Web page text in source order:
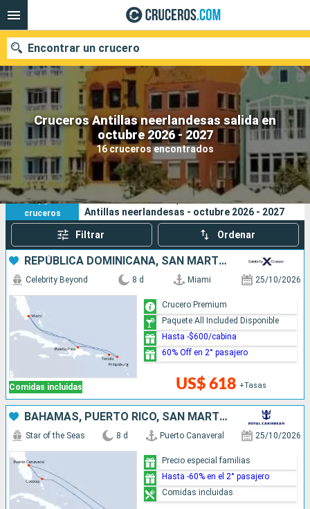
Cruceros Antillas neerlandesas salida en
octubre 2026 - 2027
16 cruceros encontrados
Encontrar un crucero
Nuestros destinos
Fecha de salida
Puertos Compañías
Buscar
16
cruceros
Sus criterios de búsqueda:
Antillas neerlandesas - octubre 2026 - 2027
Filtrar Ordenar
REPÚBLICA DOMINICANA, SAN MARTÍN, ESTADOS UNIDOS
Comidas incluidas
Celebrity Beyond 8 d Miami 25/10/2026
US$ 618 +Tasas
Crucero Premium
Paquete All Included Disponible
Hasta -$600/cabina
60% Off en 2° pasajero
BAHAMAS, PUERTO RICO, SAN MARTÍN, ESTADOS UNIDOS
Star of the Seas 8 d Puerto Canaveral 25/10/2026
Precio especial familias
Hasta -60% en el 2° pasajero
Comidas incluidas